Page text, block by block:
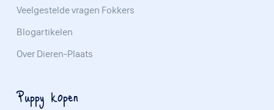
Veelgestelde vragen Fokkers
Blogartikelen
Over Dieren-Plaats
Puppy kopen